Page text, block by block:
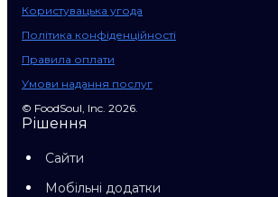
Користувацька угода
Політика конфіденційності
Правила оплати
Умови надання послуг
© FoodSoul, Inc. 2026.
Рішення
Сайти
Мобільні додатки